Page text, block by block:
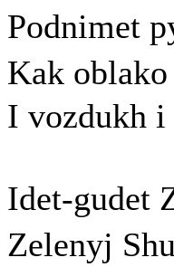
Podnimet
Kak
I vozdukh i
Idet-gudet
Zelenyj